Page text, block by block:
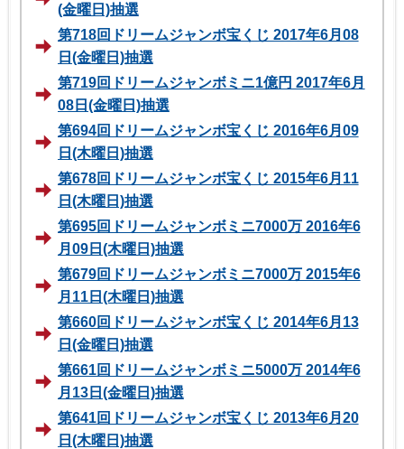
(金曜日)抽選
第718回ドリームジャンボ宝くじ 2017年6月08
日(金曜日)抽選
第719回ドリームジャンボミニ1億円 2017年6月
08日(金曜日)抽選
第694回ドリームジャンボ宝くじ 2016年6月09
日(木曜日)抽選
第678回ドリームジャンボ宝くじ 2015年6月11
日(木曜日)抽選
第695回ドリームジャンボミニ7000万 2016年6
月09日(木曜日)抽選
第679回ドリームジャンボミニ7000万 2015年6
月11日(木曜日)抽選
第660回ドリームジャンボ宝くじ 2014年6月13
日(金曜日)抽選
第661回ドリームジャンボミニ5000万 2014年6
月13日(金曜日)抽選
第641回ドリームジャンボ宝くじ 2013年6月20
日(木曜日)抽選